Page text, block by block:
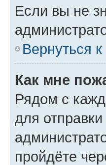
Если вы не
Вернуться
Как мне
Рядом с
для
пройдёте